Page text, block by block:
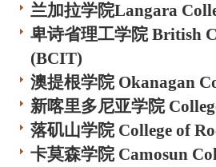
兰加拉学院Langara
卑诗省理工学院 British
(BCIT)
澳提根学院 Okanagan
新喀里多尼亚学院
落矶山学院 College of
卡莫森学院 Camosun